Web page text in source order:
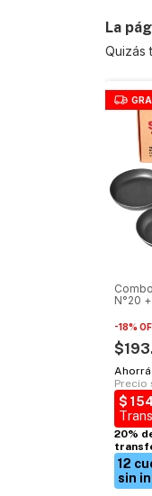
La
Quizás
N°20
-18%